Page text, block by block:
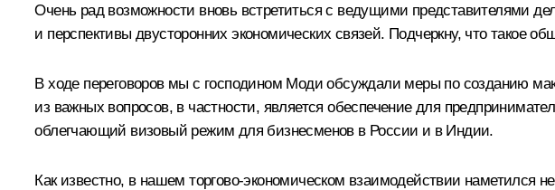
Очень рад возможности вновь встретиться с ведущими представителями
и перспективы двусторонних экономических связей. Подчеркну, что такое
В ходе переговоров мы с господином Моди обсуждали меры по созданию
из важных вопросов, в частности, является обеспечение для
облегчающий визовый режим для бизнесменов в России и в Индии.
Как известно, в нашем торгово-экономическом взаимодействии наметился